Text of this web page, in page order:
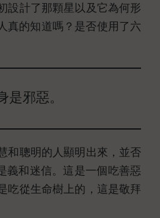
設計了那顆星以及它為何形
真的知道嗎？是否使用了六
邪惡。
和聰明的人顯明出來，並否
義和迷信。這是一個吃善惡
吃從生命樹上的，這是敬拜